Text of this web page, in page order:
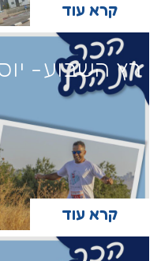
קרא עוד
רץ השבוע-
קרא עוד